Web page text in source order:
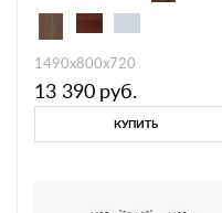
1490х800х720
13 390 руб.
КУПИТЬ